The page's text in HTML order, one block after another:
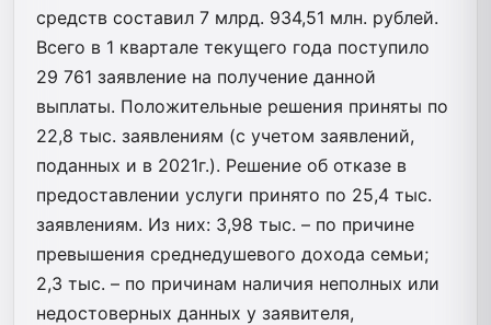
средств составил 7 млрд. 934,51 млн. рублей.
Всего в 1 квартале текущего года поступило
29 761 заявление на получение данной
выплаты. Положительные решения приняты по
22,8 тыс. заявлениям (с учетом заявлений,
поданных и в 2021г.). Решение об отказе в
предоставлении услуги принято по 25,4 тыс.
заявлениям. Из них: 3,98 тыс. – по причине
превышения среднедушевого дохода семьи;
2,3 тыс. – по причинам наличия неполных или
недостоверных данных у заявителя,